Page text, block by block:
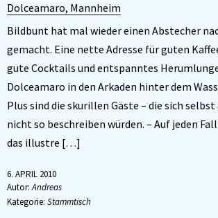
Dolceamaro, Mannheim
Bildbunt hat mal wieder einen Abstecher
gemacht. Eine nette Adresse für guten
gute Cocktails und entspanntes
Dolceamaro in den Arkaden hinter dem
Plus sind die skurillen Gäste – die sich
nicht so beschreiben würden. – Auf jeden
das illustre […]
6. APRIL 2010
Autor:Andreas
Kategorie: Stammtisch